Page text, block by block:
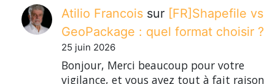
Atilio Francois sur [FR]Shapefile vs
GeoPackage : quel format choisir ?
25 juin 2026
Bonjour, Merci beaucoup pour votre
vigilance, et vous avez tout à fait raison